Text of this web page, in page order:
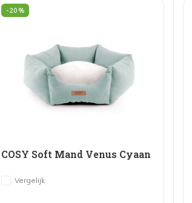
-20%
COSY Soft Mand Venus Cyaan
Vergelijk